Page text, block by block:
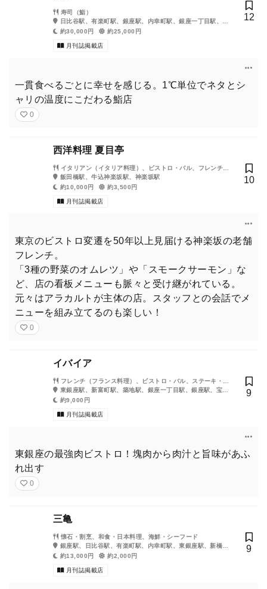
寿司（鮨）
日比谷駅、有楽町駅、銀座駅、内幸町駅、銀座一丁目駅、霞
ヶ関駅、桜田門駅
約30,000円 約25,000円
月刊誌掲載店
12
一貫食べるごとに幸せを感じる。1℃単位でネタとシ
ャリの温度にこだわる鮨店
0
西洋料理 夏目亭
イタリアン（イタリア料理）、ビストロ・バル、フレンチ
（フランス料理）、ワイン
飯田橋駅、牛込神楽坂駅、神楽坂駅
約10,000円
約3,500円
月刊誌掲載店
10
東京のビストロ変遷を50年以上見届ける神楽坂の老舗
フレンチ。
「3種の野菜のオムレツ」や「スモークサーモン」な
ど、店の看板メニューも脈々と受け継がれている。
元々はアラカルトが主体の店。スタッフとの会話でメ
ニューを組み立てるのも楽しい！
0
イバイア
フレンチ（フランス料理）、ビストロ・バル、ステーキ・鉄
板焼き、ダイニングバー
東銀座駅、新富町駅、築地駅、銀座一丁目駅、銀座駅、宝町
駅、京橋駅、築地市場駅、有楽町駅
約9,000円
月刊誌掲載店
9
東銀座の最強肉ビストロ！塊肉から肉汁と旨味があふ
れ出す
0
三亀
懐石・割烹、和食・日本料理、海鮮・シーフード
銀座駅、日比谷駅、有楽町駅、内幸町駅、東銀座駅、新橋
駅、銀座一丁目駅
約13,000円 約2,000円
月刊誌掲載店
9